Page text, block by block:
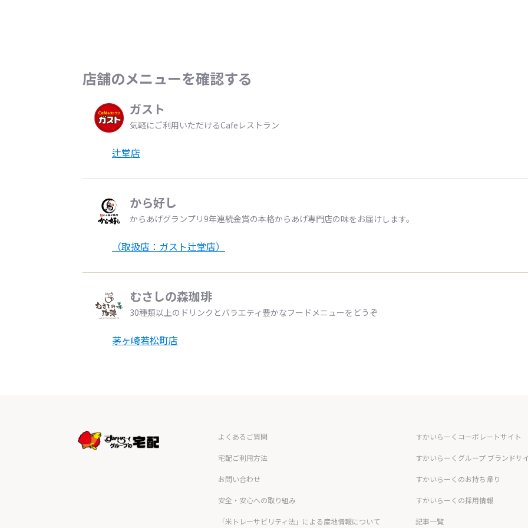
店舗のメニューを確認する
ガスト
気軽にご利用いただけるCafeレストラン
辻堂店
から好し
からあげグランプリ9年連続金賞の本格からあげ専門店の味をお届けします。
（取扱店：ガスト辻堂店）
むさしの森珈琲
30種類以上のドリンクとバラエティ豊かなフードメニューをどうぞ
茅ヶ崎若松町店
よくあるご質問
宅配ご利用方法
お問い合わせ
安全・安心への取り組み
「米トレーサビリティ法」による産地情報について
すかいらーくコーポレートサイト
すかいらーくグループ ブランドサ
すかいらーくのお持ち帰り
すかいらーくの採用情報
記事一覧